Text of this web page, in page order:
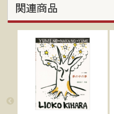
関連商品